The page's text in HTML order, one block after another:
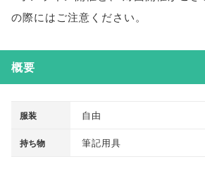
の際にはご注意ください。
概要
服装 自由
持ち物 筆記用具